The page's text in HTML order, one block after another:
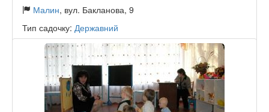
Малин, вул. Бакланова, 9
Тип садочку: Державний